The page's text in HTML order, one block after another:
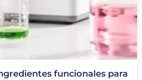
funcionales para